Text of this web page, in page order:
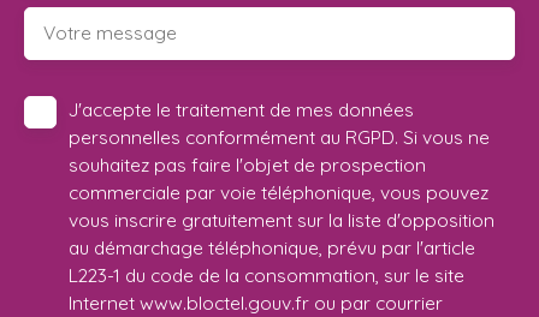
Votre message
J'accepte le traitement de mes données
personnelles conformément au RGPD. Si vous ne
souhaitez pas faire l'objet de prospection
commerciale par voie téléphonique, vous pouvez
vous inscrire gratuitement sur la liste d'opposition
au démarchage téléphonique, prévu par l'article
L223-1 du code de la consommation, sur le site
Internet www.bloctel.gouv.fr ou par courrier